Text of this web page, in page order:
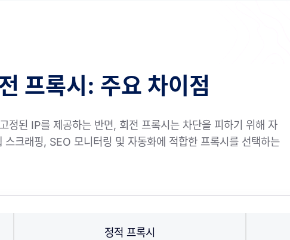
프록시: 주요 차이점
정된 IP를 제공하는 반면, 회전 프록시는 차단을 피하기 위해 자
크래핑, SEO 모니터링 및 자동화에 적합한 프록시를 선택하는
정적 프록시